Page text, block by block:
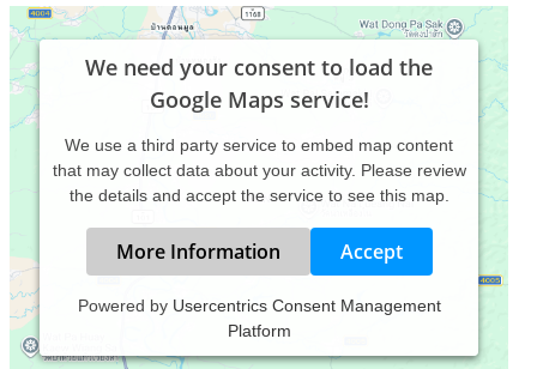
We need your consent to load the
Google Maps service!
We use a third party service to embed map content
that may collect data about your activity. Please review
the details and accept the service to see this map.
More Information Accept
Powered by Usercentrics Consent Management
Platform
Mein Name ist Nicole Bechmann.